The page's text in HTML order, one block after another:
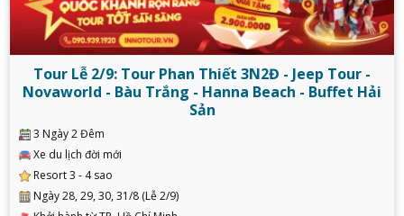
Tour Lễ 2/9: Tour Phan Thiết 3N2Đ - Jeep Tour -
Novaworld - Bàu Trắng - Hanna Beach - Buffet Hải
Sản
3 Ngày 2 Đêm
Xe du lịch đời mới
Resort 3 - 4 sao
Ngày 28, 29, 30, 31/8 (Lễ 2/9)